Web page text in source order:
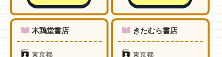
木鶏堂書店
東京都
きたむら書店
東京都